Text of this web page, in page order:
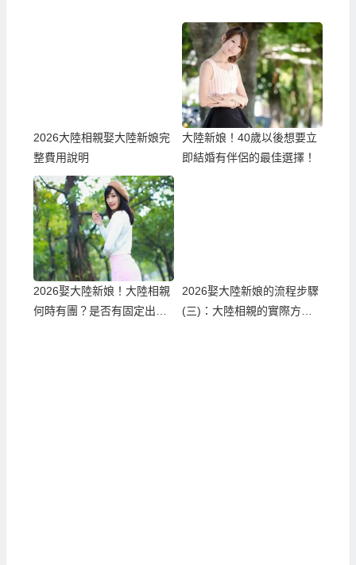
2026大陸相親娶大陸新娘完
整費用說明
大陸新娘！40歲以後想要立
即結婚有伴侶的最佳選擇！
2026娶大陸新娘！大陸相親
何時有團？是否有固定出團
2026娶大陸新娘的流程步驟
(三)：大陸相親的實際方式